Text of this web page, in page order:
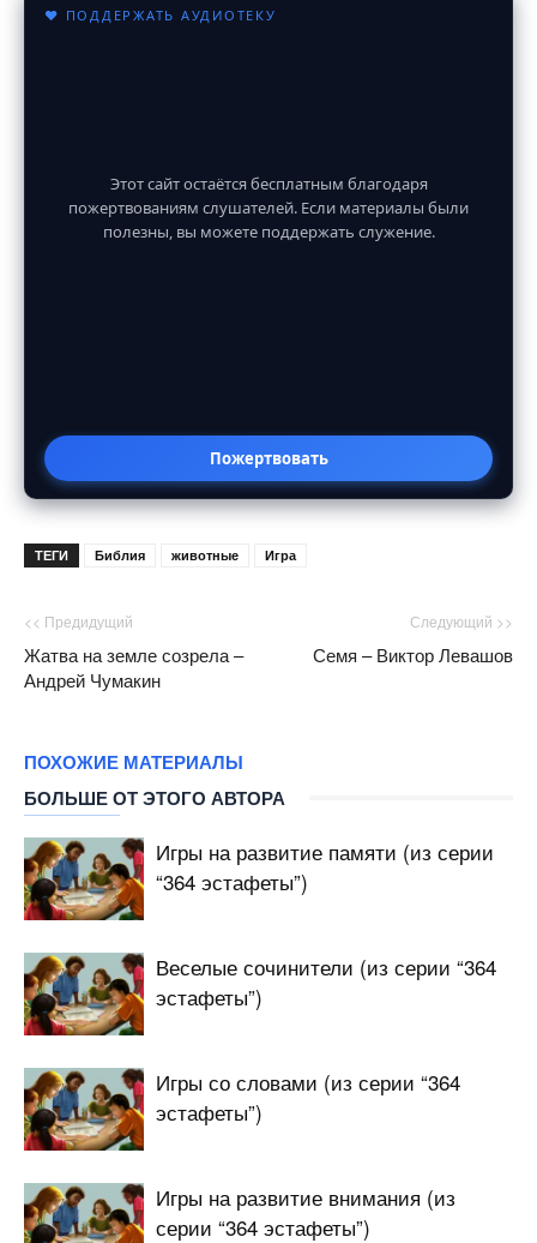
♥ ПОДДЕРЖАТЬ АУДИОТЕКУ
Этот сайт остаётся бесплатным благодаря
пожертвованиям слушателей. Если материалы были
полезны, вы можете поддержать служение.
Пожертвовать
ТЕГИ Библия животные Игра
<< Предидущий
Жатва на земле созрела –
Андрей Чумакин
Следующий >>
Семя – Виктор Левашов
ПОХОЖИЕ МАТЕРИАЛЫ
БОЛЬШЕ ОТ ЭТОГО АВТОРА
Игры на развитие памяти (из серии
“364 эстафеты”)
Веселые сочинители (из серии “364
эстафеты”)
Игры со словами (из серии “364
эстафеты”)
Игры на развитие внимания (из
серии “364 эстафеты”)